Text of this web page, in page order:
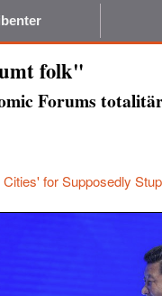
folk"
Forums
for Supposedly